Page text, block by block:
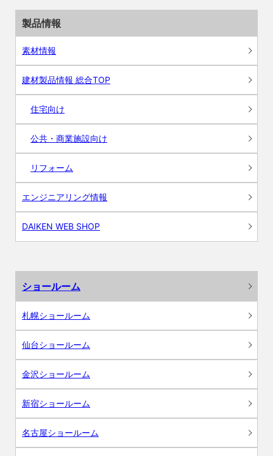
製品情報
素材情報
建材製品情報 総合TOP
住宅向け
公共・商業施設向け
リフォーム
エンジニアリング情報
DAIKEN WEB SHOP
ショールーム
札幌ショールーム
仙台ショールーム
金沢ショールーム
新宿ショールーム
名古屋ショールーム